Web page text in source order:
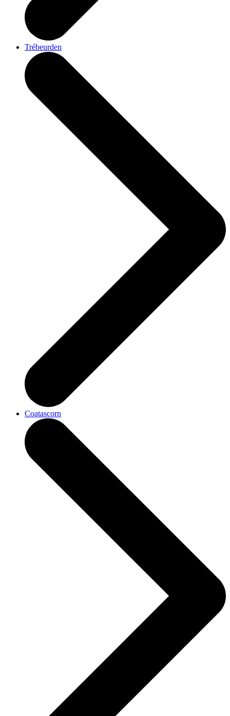
Trébeurden
Coatascorn